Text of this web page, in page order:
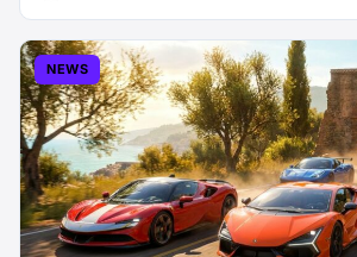
NEWS